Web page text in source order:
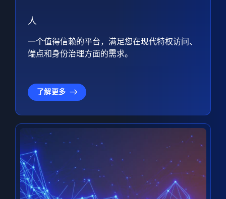
人
一个值得信赖的平台，满足您在现代特权访问、
端点和身份治理方面的需求。
了解更多